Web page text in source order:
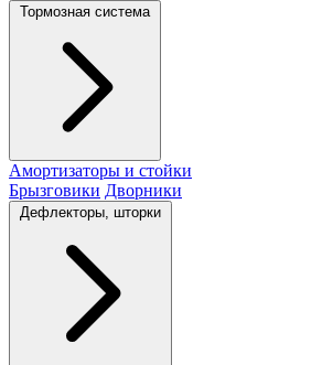
Тормозная система
Амортизаторы и стойки
Брызговики Дворники
Дефлекторы, шторки